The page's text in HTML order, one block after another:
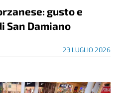
gusto e
San Damiano
23 LUGLIO 2026